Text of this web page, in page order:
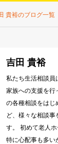
貴裕のブログ一覧
吉田 貴裕
私たち生活相談員
家族への支援を行
の各種相談をはじ
ど、様々な相談事
す。 初めて老人
特に心配事も多い